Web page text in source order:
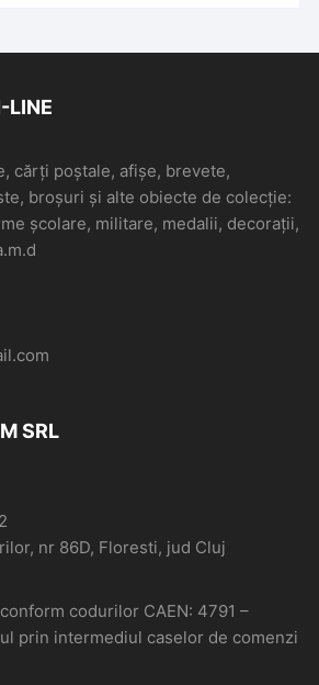
LINE
cărți poștale, afișe, brevete,
broșuri și alte obiecte de colecție:
școlare, militare, medalii, decorații,
SRL
nr 86D, Floresti, jud Cluj
codurilor CAEN: 4791 –
prin intermediul caselor de comenzi